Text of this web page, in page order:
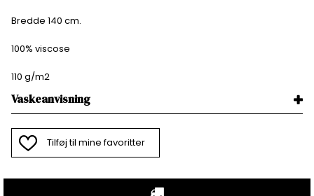
Bredde 140 cm.
100% viscose
110 g/m2
Vaskeanvisning
Tilføj til mine favoritter